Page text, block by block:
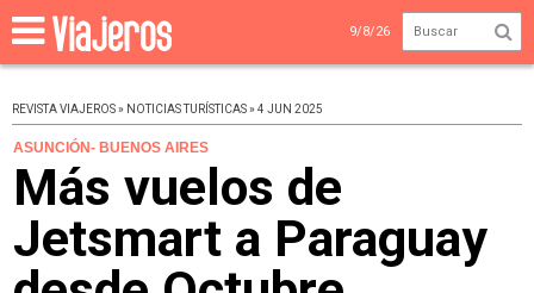
9/8/26
REVISTA VIAJEROS » NOTICIAS TURÍSTICAS » 4 JUN 2025
ASUNCIÓN- BUENOS AIRES
Más vuelos de
Jetsmart a Paraguay